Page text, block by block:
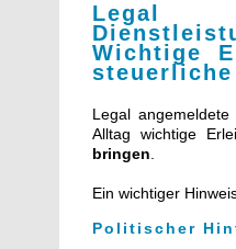
Legal
Wichtige
Legal
Alltag wichtige
bringen.
Ein wichtiger
Politischer